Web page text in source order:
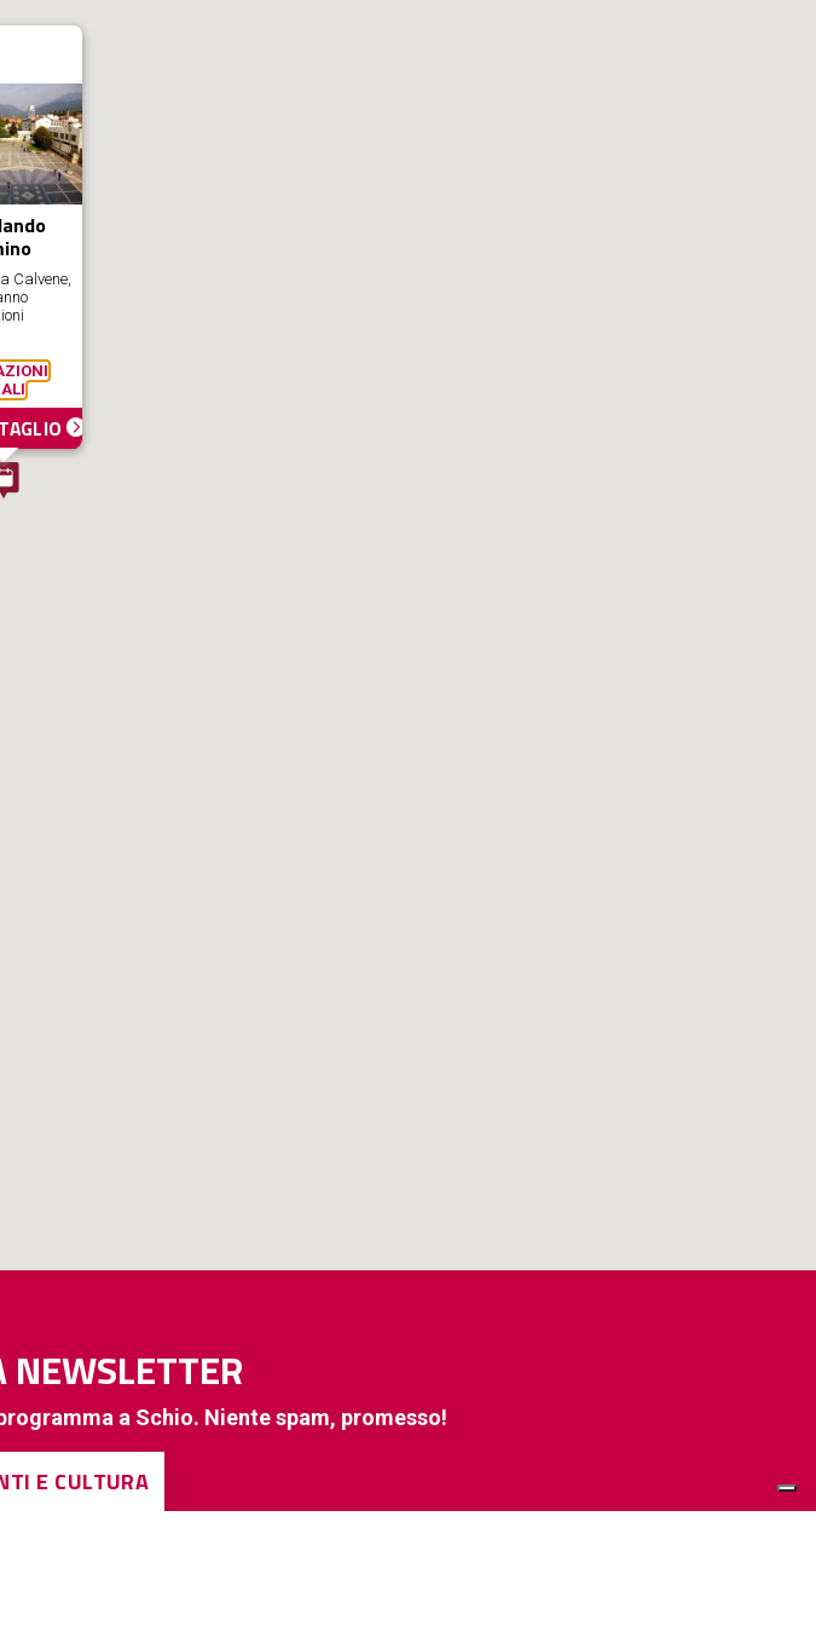
Calvene,
a Schio. Niente spam, promesso!
E CULTURA